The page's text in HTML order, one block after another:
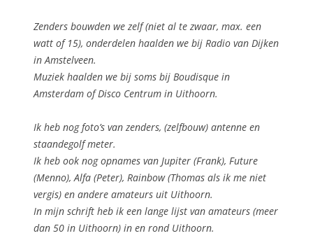
Zenders bouwden we zelf (niet al te zwaar, max. een
watt of 15), onderdelen haalden we bij Radio van Dijken
in Amstelveen.
Muziek haalden we bij soms bij Boudisque in
Amsterdam of Disco Centrum in Uithoorn.
Ik heb nog foto’s van zenders, (zelfbouw) antenne en
staandegolf meter.
Ik heb ook nog opnames van Jupiter (Frank), Future
(Menno), Alfa (Peter), Rainbow (Thomas als ik me niet
vergis) en andere amateurs uit Uithoorn.
In mijn schrift heb ik een lange lijst van amateurs (meer
dan 50 in Uithoorn) in en rond Uithoorn.